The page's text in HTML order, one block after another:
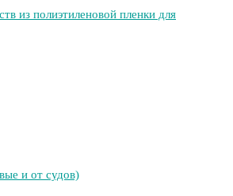
из полиэтиленовой пленки для
и от судов)